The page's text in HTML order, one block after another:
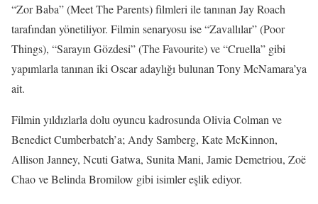
“Zor Baba” (Meet The Parents) filmleri ile tanınan Jay Roach
tarafından yönetiliyor. Filmin senaryosu ise “Zavallılar” (Poor
Things), “Sarayın Gözdesi” (The Favourite) ve “Cruella” gibi
yapımlarla tanınan iki Oscar adaylığı bulunan Tony McNamara’ya
ait.
Filmin yıldızlarla dolu oyuncu kadrosunda Olivia Colman ve
Benedict Cumberbatch’a; Andy Samberg, Kate McKinnon,
Allison Janney, Ncuti Gatwa, Sunita Mani, Jamie Demetriou, Zoë
Chao ve Belinda Bromilow gibi isimler eşlik ediyor.